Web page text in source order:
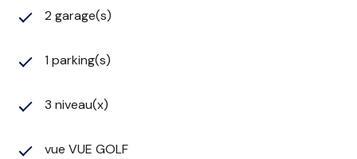
2 garage(s)
1 parking(s)
3 niveau(x)
vue VUE GOLF